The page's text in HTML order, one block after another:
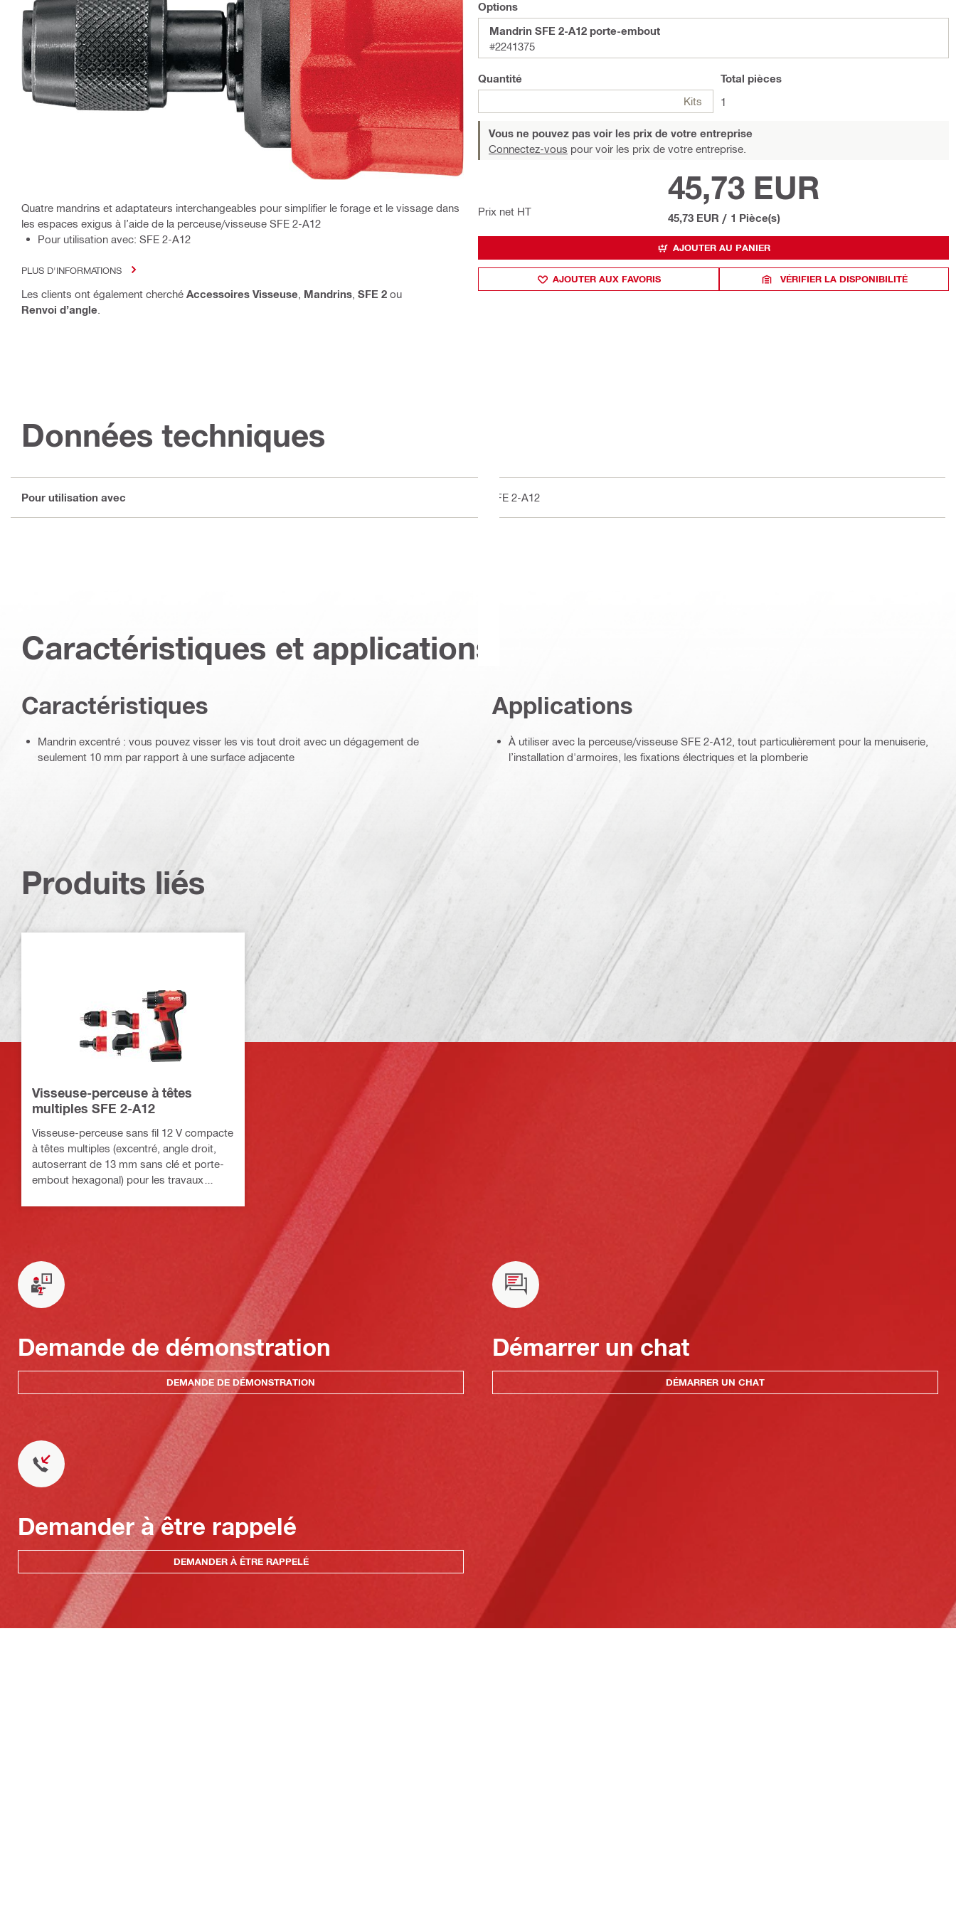
Quatre mandrins et adaptateurs interchangeables pour simplifier le forage et le vissage dans
les espaces exigus à l’aide de la perceuse/visseuse SFE 2-A12
Pour utilisation avec: SFE 2-A12
PLUS D'INFORMATIONS
Les clients ont également cherché Accessoires Visseuse Mandrins SFE 2 ou
Renvoi d’angle
Options
Mandrin SFE 2-A12 porte-embout
#2241375
Quantité
Kits
Total pièces
1
Vous ne pouvez pas voir les prix de votre entreprise
Connectez-vous pour voir les prix de votre entreprise.
Prix net HT
45,73 EUR
45,73 EUR / 1 Pièce(s)
AJOUTER AU PANIER
AJOUTER AUX FAVORIS VÉRIFIER LA DISPONIBILITÉ
Données techniques
Pour utilisation avec SFE 2-A12
Caractéristiques et applications
Caractéristiques
Mandrin excentré : vous pouvez visser les vis tout droit avec un dégagement de
seulement 10 mm par rapport à une surface adjacente
Applications
À utiliser avec la perceuse/visseuse SFE 2-A12, tout particulièrement pour la menuiserie,
l’installation d'armoires, les fixations électriques et la plomberie
Produits liés
Visseuse-perceuse à têtes
multiples SFE 2-A12
Visseuse-perceuse sans fil 12 V compacte
à têtes multiples (excentré, angle droit,
autoserrant de 13 mm sans clé et porte-
embout hexagonal) pour les travaux
dans les coins
Demande de démonstration
DEMANDE DE DÉMONSTRATION
Démarrer un chat
DÉMARRER UN CHAT
Demander à être rappelé
DEMANDER À ÊTRE RAPPELÉ